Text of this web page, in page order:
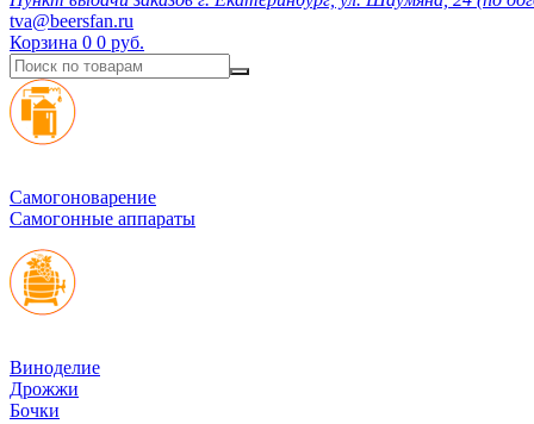
tva@beersfan.ru
Корзина 0 0 руб.
Cамогоноварение
Самогонные аппараты
Виноделие
Дрожжи
Бочки